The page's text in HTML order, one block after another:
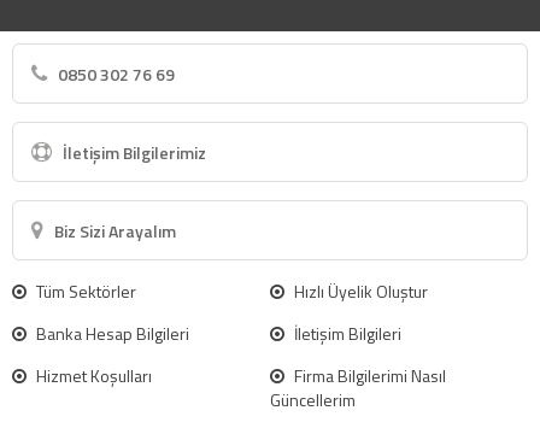
0850 302 76 69
İletişim Bilgilerimiz
Biz Sizi Arayalım
Tüm Sektörler
Hızlı Üyelik Oluştur
Banka Hesap Bilgileri
İletişim Bilgileri
Hizmet Koşulları
Firma Bilgilerimi Nasıl
Güncellerim